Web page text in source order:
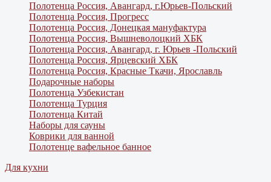
Полотенца Россия, Авангард, г.Юрьев-Польский
Полотенца Россия, Прогресс
Полотенца Россия, Донецкая мануфактура
Полотенца Россия, Вышневолоцкий ХБК
Полотенца Россия, Авангард, г. Юрьев -Польский
Полотенца Россия, Ярцевский ХБК
Полотенца Россия, Красные Ткачи, Ярославль
Подарочные наборы
Полотенца Узбекистан
Полотенца Турция
Полотенца Китай
Наборы для сауны
Коврики для ванной
Полотенце вафельное банное
Для кухни